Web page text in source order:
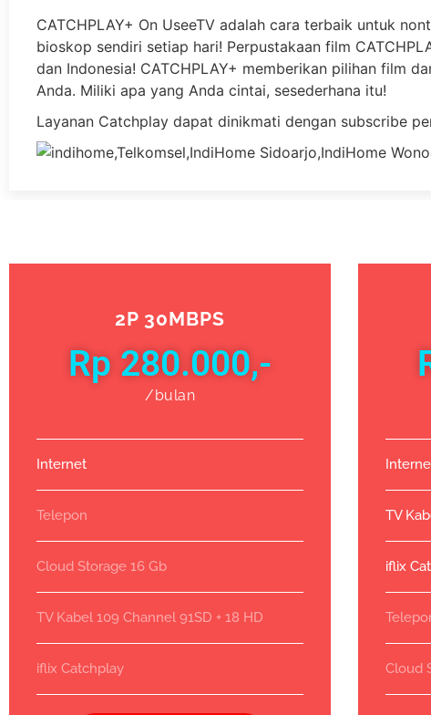
CATCHPLAY+ On UseeTV adalah cara terbaik untuk
bioskop sendiri setiap hari! Perpustakaan film
dan Indonesia! CATCHPLAY+ memberikan pilihan film
Anda. Miliki apa yang Anda cintai, sesederhana itu!
Layanan Catchplay dapat dinikmati dengan subscribe
2P 30MBPS
Rp 280.000,-
/bulan
Internet
Telepon
Cloud Storage 16 Gb
TV Kabel 109 Channel 91SD + 18 HD
iflix Catchplay
TV
iflix
Cloud